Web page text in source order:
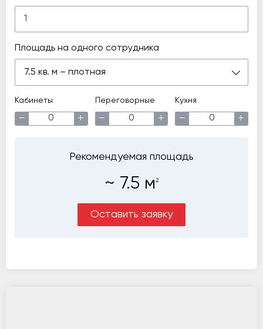
Площадь на одного сотрудника
7.5 кв. м – плотная
Кабинеты
− +
Переговорные
− +
Кухня
− +
Рекомендуемая площадь
~ 7.5 м 2
Оставить заявку